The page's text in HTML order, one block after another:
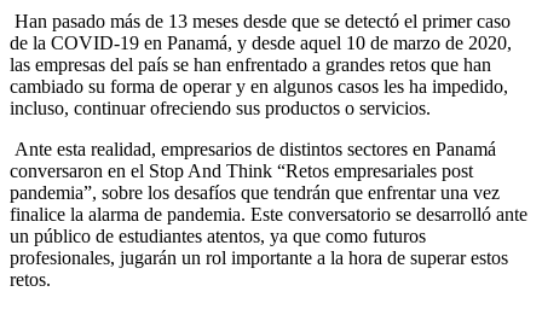
Han pasado más de 13 meses desde que se detectó el primer caso
de la COVID-19 en Panamá, y desde aquel 10 de marzo de 2020,
las empresas del país se han enfrentado a grandes retos que han
cambiado su forma de operar y en algunos casos les ha impedido,
incluso, continuar ofreciendo sus productos o servicios.
Ante esta realidad, empresarios de distintos sectores en Panamá
conversaron en el Stop And Think “Retos empresariales post
pandemia”, sobre los desafíos que tendrán que enfrentar una vez
finalice la alarma de pandemia. Este conversatorio se desarrolló ante
un público de estudiantes atentos, ya que como futuros
profesionales, jugarán un rol importante a la hora de superar estos
retos.